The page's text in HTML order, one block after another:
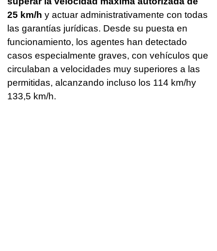
25 km/h y actuar administrativamente con todas
las garantías jurídicas. Desde su puesta en
funcionamiento, los agentes han detectado
casos especialmente graves, con vehículos que
circulaban a velocidades muy superiores a las
permitidas, alcanzando incluso los 114 km/hy
133,5 km/h.